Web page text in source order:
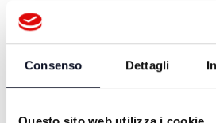
Consenso Dettagli
EMOZIONI E TRADIZIONI
ROSSI
3 ANNI FA